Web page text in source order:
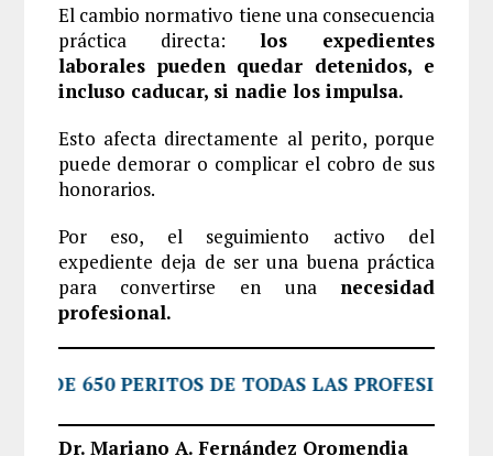
El cambio normativo tiene una consecuencia
práctica directa: los expedientes
laborales pueden quedar detenidos, e
incluso caducar, si nadie los impulsa.
Esto afecta directamente al perito, porque
puede demorar o complicar el cobro de sus
honorarios.
Por eso, el seguimiento activo del
expediente deja de ser una buena práctica
para convertirse en una necesidad
profesional.
DE 650 PERITOS DE TODAS LAS PROFESIONES
Dr. Mariano A. Fernández Oromendia